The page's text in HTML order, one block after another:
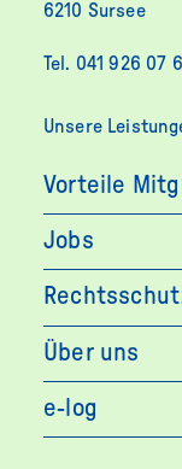
6210 Sursee
Tel. 041 926 07
Unsere
Vorteile
Jobs
Über uns
e-log